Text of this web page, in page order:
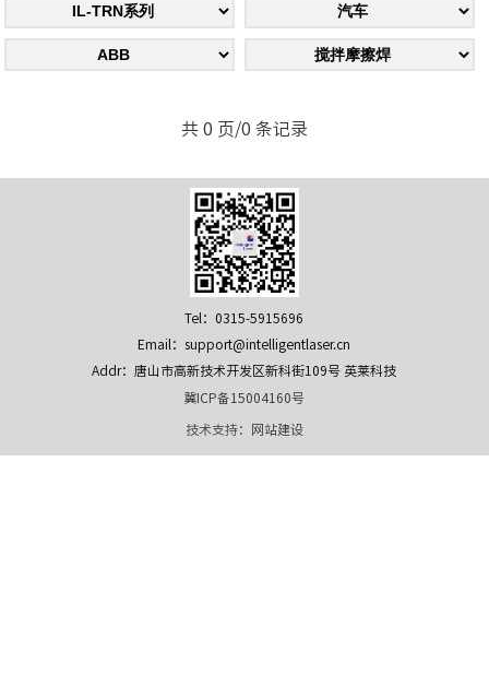
共 0 页/0 条记录
Tel：0315-5915696
Email：support@intelligentlaser.cn
Addr：唐山市高新技术开发区新科街109号 英莱科技
冀ICP备15004160号
技术支持： 网站建设